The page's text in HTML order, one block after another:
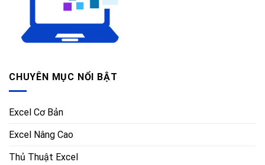
CHUYÊN MỤC NỔI BẬT
Excel Cơ Bản
Excel Nâng Cao
Thủ Thuật Excel